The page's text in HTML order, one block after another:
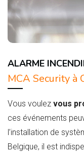
ALARME
MCA Security à
Vous voulez vous
ces événements
l’installation de
Belgique, il est